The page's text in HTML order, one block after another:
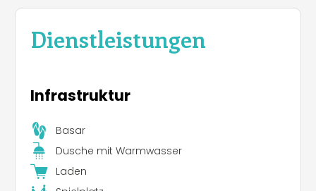
Dienstleistungen
Infrastruktur
Basar
Dusche mit Warmwasser
Laden